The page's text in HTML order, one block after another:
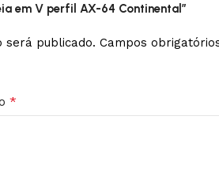
em V perfil AX-64 Continental”
será publicado. Campos
*